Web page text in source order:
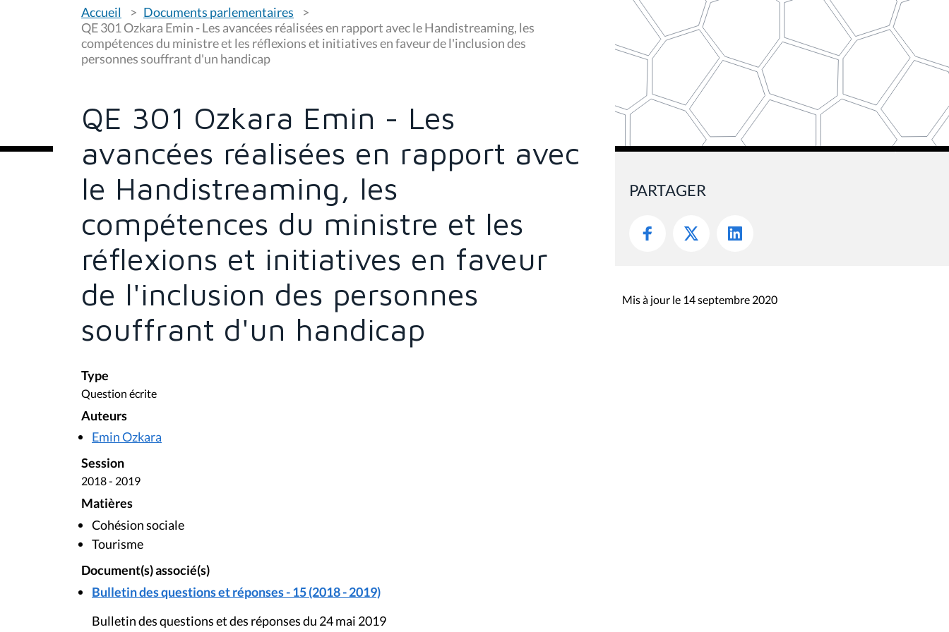
o
u
s
ê
t
Accueil
Documents parlementaires
QE 301 Ozkara Emin - Les avancées réalisées en rapport avec le Handistreaming, les
compétences du ministre et les réflexions et initiatives en faveur de l'inclusion des
personnes souffrant d'un handicap
QE 301 Ozkara Emin - Les
avancées réalisées en rapport avec
le Handistreaming, les
compétences du ministre et les
réflexions et initiatives en faveur
de l'inclusion des personnes
souffrant d'un handicap
Type
Question écrite
Auteurs
Emin Ozkara
Session
2018 - 2019
Matières
Cohésion sociale
Tourisme
Document(s) associé(s)
Bulletin des questions et réponses - 15 (2018 - 2019)
Bulletin des questions et des réponses du 24 mai 2019
PARTAGER
Mis à jour le 14 septembre 2020